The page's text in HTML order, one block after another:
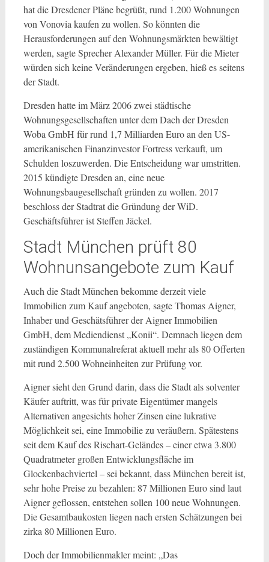
hat die Dresdener Pläne begrüßt, rund 1.200 Wohnungen
von Vonovia kaufen zu wollen. So könnten die
Herausforderungen auf den Wohnungsmärkten bewältigt
werden, sagte Sprecher Alexander Müller. Für die Mieter
würden sich keine Veränderungen ergeben, hieß es seitens
der Stadt.
Dresden hatte im März 2006 zwei städtische
Wohnungsgesellschaften unter dem Dach der Dresden
Woba GmbH für rund 1,7 Milliarden Euro an den US-
amerikanischen Finanzinvestor Fortress verkauft, um
Schulden loszuwerden. Die Entscheidung war umstritten.
2015 kündigte Dresden an, eine neue
Wohnungsbaugesellschaft gründen zu wollen. 2017
beschloss der Stadtrat die Gründung der WiD.
Geschäftsführer ist Steffen Jäckel.
Stadt München prüft 80
Wohnunsangebote zum Kauf
Auch die Stadt München bekomme derzeit viele
Immobilien zum Kauf angeboten, sagte Thomas Aigner,
Inhaber und Geschätsführer der Aigner Immobilien
GmbH, dem Mediendienst „Konii“. Demnach liegen dem
zuständigen Kommunalreferat aktuell mehr als 80 Offerten
mit rund 2.500 Wohneinheiten zur Prüfung vor.
Aigner sieht den Grund darin, dass die Stadt als solventer
Käufer auftritt, was für private Eigentümer mangels
Alternativen angesichts hoher Zinsen eine lukrative
Möglichkeit sei, eine Immobilie zu veräußern. Spätestens
seit dem Kauf des Rischart-Geländes – einer etwa 3.800
Quadratmeter großen Entwicklungsfläche im
Glockenbachviertel – sei bekannt, dass München bereit ist,
sehr hohe Preise zu bezahlen: 87 Millionen Euro sind laut
Aigner geflossen, entstehen sollen 100 neue Wohnungen.
Die Gesamtbaukosten liegen nach ersten Schätzungen bei
zirka 80 Millionen Euro.
Doch der Immobilienmakler meint: „Das